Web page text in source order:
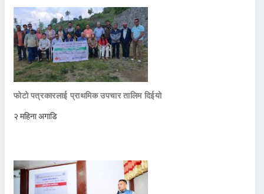
फोटो पत्रकारलाई प्राथमिक उपचार तालिम दिईयो
२ महिना अगाडि